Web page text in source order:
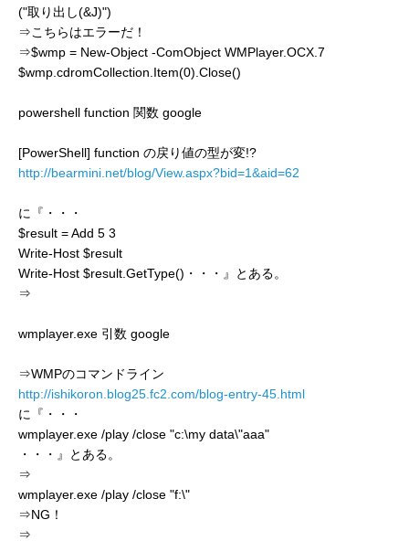
("取り出し(&J)")
⇒こちらはエラーだ！
⇒$wmp = New-Object -ComObject WMPlayer.OCX.7
$wmp.cdromCollection.Item(0).Close()
powershell function 関数 google
[PowerShell] function の戻り値の型が変!?
http://bearmini.net/blog/View.aspx?bid=1&aid=62
に『・・・
$result = Add 5 3
Write-Host $result
Write-Host $result.GetType()・・・』とある。
⇒
wmplayer.exe 引数 google
⇒WMPのコマンドライン
http://ishikoron.blog25.fc2.com/blog-entry-45.html
に『・・・
wmplayer.exe /play /close "c:\my data\"aaa"
・・・』とある。
⇒
wmplayer.exe /play /close "f:\"
⇒NG！
⇒